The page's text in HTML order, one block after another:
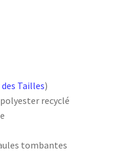
des Tailles)
recyclé
tombantes